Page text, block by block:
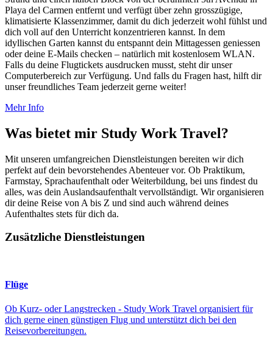
Playa del Carmen entfernt und verfügt über zehn grosszügige,
klimatisierte Klassenzimmer, damit du dich jederzeit wohl fühlst und
dich voll auf den Unterricht konzentrieren kannst. In dem
idyllischen Garten kannst du entspannt dein Mittagessen geniessen
oder deine E-Mails checken – natürlich mit kostenlosem WLAN.
Falls du deine Flugtickets ausdrucken musst, steht dir unser
Computerbereich zur Verfügung. Und falls du Fragen hast, hilft dir
unser freundliches Team jederzeit gerne weiter!
Mehr Info
Was bietet mir Study Work Travel?
Mit unseren umfangreichen Dienstleistungen bereiten wir dich
perfekt auf dein bevorstehendes Abenteuer vor. Ob Praktikum,
Farmstay, Sprachaufenthalt oder Weiterbildung, bei uns findest du
alles, was dein Auslandsaufenthalt vervollständigt. Wir organisieren
dir deine Reise von A bis Z und sind auch während deines
Aufenthaltes stets für dich da.
Zusätzliche Dienstleistungen
Flüge
Ob Kurz- oder Langstrecken - Study Work Travel organisiert für
dich gerne einen günstigen Flug und unterstützt dich bei den
Reisevorbereitungen.